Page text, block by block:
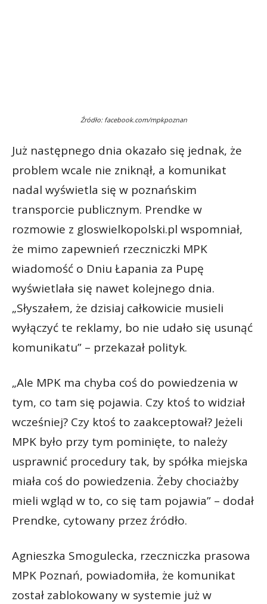
Źródło: facebook.com/mpkpoznan
Już następnego dnia okazało się jednak, że
problem wcale nie zniknął, a komunikat
nadal wyświetla się w poznańskim
transporcie publicznym. Prendke w
rozmowie z gloswielkopolski.pl wspomniał,
że mimo zapewnień rzeczniczki MPK
wiadomość o Dniu Łapania za Pupę
wyświetlała się nawet kolejnego dnia.
„Słyszałem, że dzisiaj całkowicie musieli
wyłączyć te reklamy, bo nie udało się usunąć
komunikatu” – przekazał polityk.
„Ale MPK ma chyba coś do powiedzenia w
tym, co tam się pojawia. Czy ktoś to widział
wcześniej? Czy ktoś to zaakceptował? Jeżeli
MPK było przy tym pominięte, to należy
usprawnić procedury tak, by spółka miejska
miała coś do powiedzenia. Żeby chociażby
mieli wgląd w to, co się tam pojawia” – dodał
Prendke, cytowany przez źródło.
Agnieszka Smogulecka, rzeczniczka prasowa
MPK Poznań, powiadomiła, że komunikat
został zablokowany w systemie już w